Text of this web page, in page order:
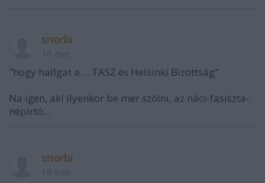
snorbi
"hogy hallgat a ... TASZ és Helsinki Bizottság"
Na igen, aki ilyenkor be mer szólni, az náci-fasiszta-
népirtó...
snorbi